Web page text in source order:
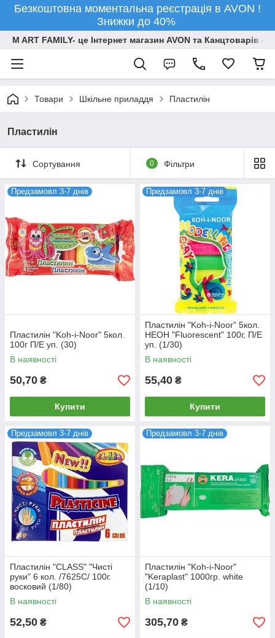
Безкоштовна моментальна реєстрація в AVON !
Знижки до 40%
M ART FAMILY- це Інтернет магазин AVON та Канцтоварів
Товари Шкільне приладдя Пластилін
Пластилін
Сортування 0 Фільтри
Предзамовл 3-7 днів
Пластилін "Koh-i-Noor" 5кол.
100г П/Е уп. (30)
В наявності
50,70 ₴
Купити
Предзамовл 3-7 днів
Пластилін "Koh-i-Noor" 5кол.
НЕОН "Fluorescent" 100г, П/Е
уп. (1/30)
В наявності
55,40 ₴
Купити
Предзамовл 3-7 днів
Пластилін "CLASS" "Чисті
руки" 6 кол. /7625C/ 100г.
восковий (1/80)
В наявності
52,50 ₴
Предзамовл 3-7 днів
Пластилін "Koh-i-Noor"
"Keraplast" 1000гр. white
(1/10)
В наявності
305,70 ₴